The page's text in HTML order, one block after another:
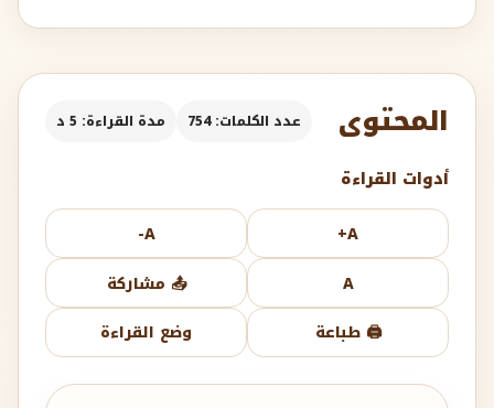
المحتوى عدد الكلمات: 754 مدة القراءة: 5 د
أدوات القراءة
A+
A-
A
📤 مشاركة
🖨️ طباعة
وضع القراءة